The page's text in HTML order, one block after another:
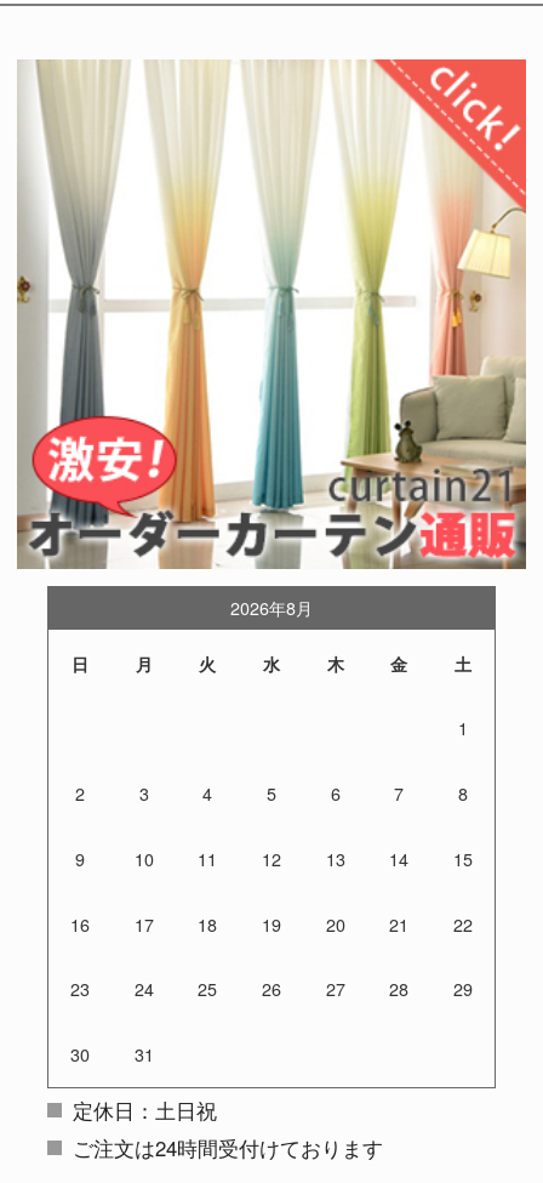
2026年8月
日 月 火 水 木 金 土
1
2 3 4 5 6 7 8
9 10 11 12 13 14 15
16 17 18 19 20 21 22
23 24 25 26 27 28 29
30 31
定休日：土日祝
ご注文は24時間受付けております